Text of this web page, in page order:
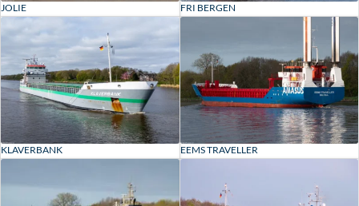
JOLIE FRI BERGEN
KLAVERBANK EEMS TRAVELLER